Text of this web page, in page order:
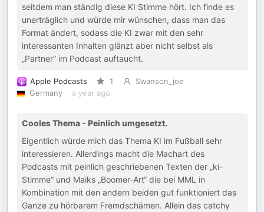
seitdem man ständig diese KI Stimme hört. Ich finde es
unerträglich und würde mir wünschen, dass man das
Format ändert, sodass die KI zwar mit den sehr
interessanten Inhalten glänzt aber nicht selbst als
„Partner“ im Podcast auftaucht.
Apple Podcasts 1
Swanson_joe
Germany
a year ago
Cooles Thema - Peinlich umgesetzt.
Eigentlich würde mich das Thema KI im Fußball sehr
interessieren. Allerdings macht die Machart des
Podcasts mit peinlich geschriebenen Texten der „ki-
Stimme“ und Maiks „Boomer-Art“ die bei MML in
Kombination mit den andern beiden gut funktioniert das
Ganze zu hörbarem Fremdschämen. Allein das catchy